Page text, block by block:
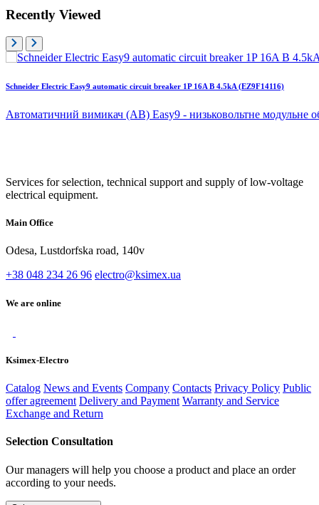
Recently Viewed
Schneider Electric Easy9 automatic circuit breaker 1P 16A B 4.5kA (EZ9F14116)
Автоматичний вимикач (АВ) Easy9 - низьковольтне
Services for selection, technical support and supply of low-voltage
electrical equipment.
Main Office
Odesa, Lustdorfska road, 140v
+38 048 234 26 96 electro@ksimex.ua
We are online
Ksimex-Electro
Catalog News and Events Company Contacts Privacy Policy Public
offer agreement Delivery and Payment Warranty and Service
Exchange and Return
Selection Consultation
Our managers will help you choose a product and place an order
according to your needs.